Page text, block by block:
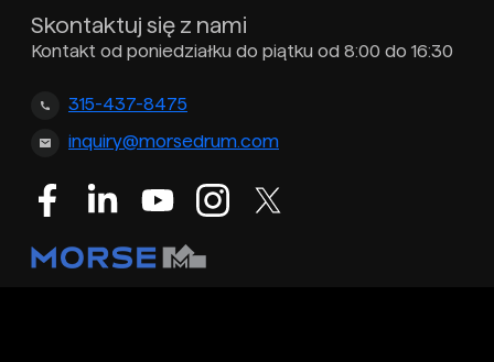
Skontaktuj się z nami
Kontakt od poniedziałku do piątku od 8:00 do 16:30
315-437-8475
inquiry@morsedrum.com